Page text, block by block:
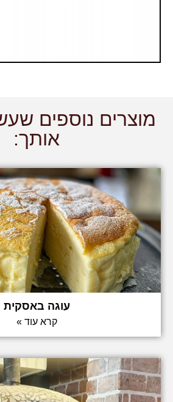
מוצרים נוספים
אותך:
עוגה באסקית
קרא עוד »